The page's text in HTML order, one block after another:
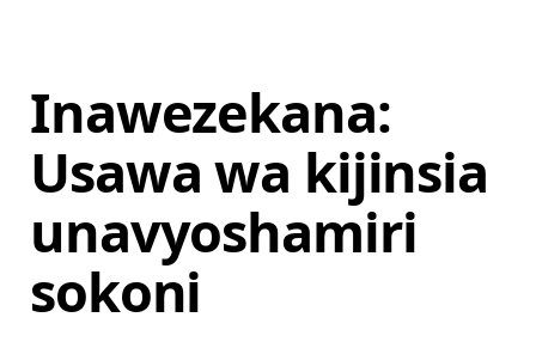
Inawezekana:
Usawa wa kijinsia
unavyoshamiri
sokoni